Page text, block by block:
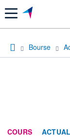
Menu
Bourse
COURS